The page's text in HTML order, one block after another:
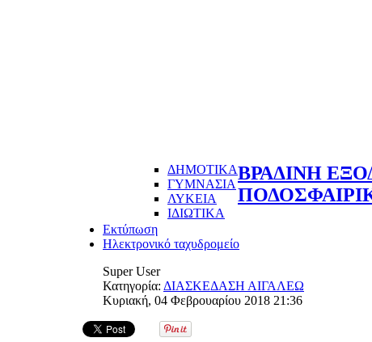
ΔΗΜΟΤΙΚΑ
ΓΥΜΝΑΣΙΑ
ΛΥΚΕΙΑ
ΙΔΙΩΤΙΚΑ
ΒΡΑΔΙΝΗ
Εκτύπωση
Ηλεκτρονικό ταχυδρομείο
Super User
Κατηγορία: ΔΙΑΣΚΕΔΑΣΗ ΑΙΓΑΛΕΩ
Κυριακή, 04 Φεβρουαρίου 2018 21:36